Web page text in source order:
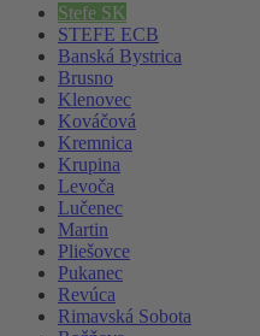
Stefe SK
STEFE ECB
Banská Bystrica
Brusno
Klenovec
Kováčová
Kremnica
Krupina
Levoča
Lučenec
Martin
Pliešovce
Pukanec
Revúca
Rimavská Sobota